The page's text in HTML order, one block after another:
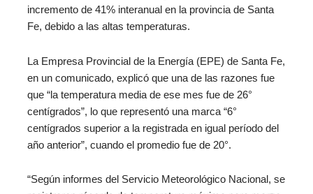
incremento de 41% interanual en la provincia de Santa
Fe, debido a las altas temperaturas.
La Empresa Provincial de la Energía (EPE) de Santa Fe,
en un comunicado, explicó que una de las razones fue
que “la temperatura media de ese mes fue de 26°
centígrados”, lo que representó una marca “6°
centígrados superior a la registrada en igual período del
año anterior”, cuando el promedio fue de 20°.
“Según informes del Servicio Meteorológico Nacional, se